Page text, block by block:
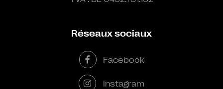
Réseaux sociaux
Facebook
Instagram